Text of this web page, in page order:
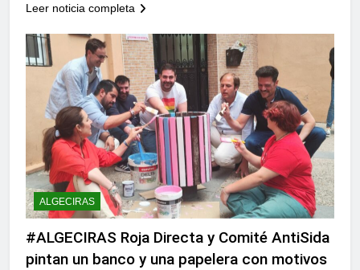
Leer noticia completa
ALGECIRAS
#ALGECIRAS Roja Directa y Comité AntiSida
pintan un banco y una papelera con motivos